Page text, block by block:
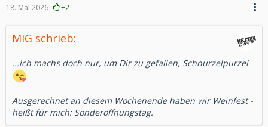
18. Mai 2026 +2
MIG schrieb:
...ich machs doch nur, um Dir zu gefallen, Schnurzelpurzel
Ausgerechnet an diesem Wochenende haben wir Weinfest -
heißt für mich: Sonderöffnungstag.